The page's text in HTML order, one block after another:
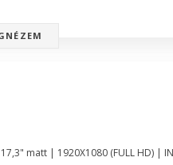
matt | 1920X1080 (FULL HD) |